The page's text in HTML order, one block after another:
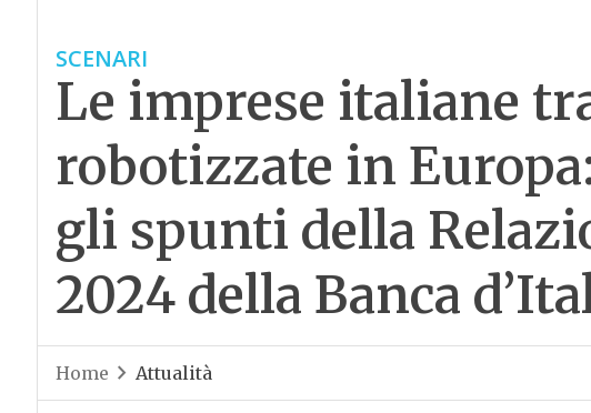
SCENARI
Le imprese italiane
robotizzate in
gli spunti della
2024 della Banca
Home Attualità